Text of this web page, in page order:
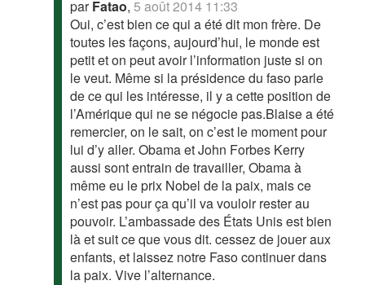
parFatao,5 août 2014 11:33
Oui, c’est bien ce qui a été dit mon frère. De
toutes les façons, aujourd’hui, le monde est
petit et on peut avoir l’information juste si on
le veut. Même si la présidence du faso parle
de ce qui les intéresse, il y a cette position de
l’Amérique qui ne se négocie pas.Blaise a été
remercier, on le sait, on c’est le moment pour
lui d’y aller. Obama et John Forbes Kerry
aussi sont entrain de travailler, Obama à
même eu le prix Nobel de la paix, mais ce
n’est pas pour ça qu’il va vouloir rester au
pouvoir. L’ambassade des États Unis est bien
là et suit ce que vous dit. cessez de jouer aux
enfants, et laissez notre Faso continuer dans
la paix. Vive l’alternance.